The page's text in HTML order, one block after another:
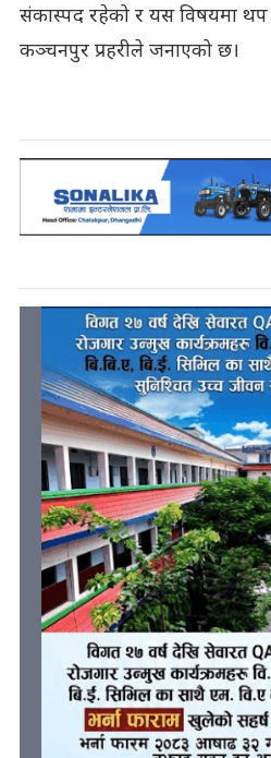
संकास्पद रहेको र यस विषयमा थप
कञ्चनपुर प्रहरीले जनाएको छ।